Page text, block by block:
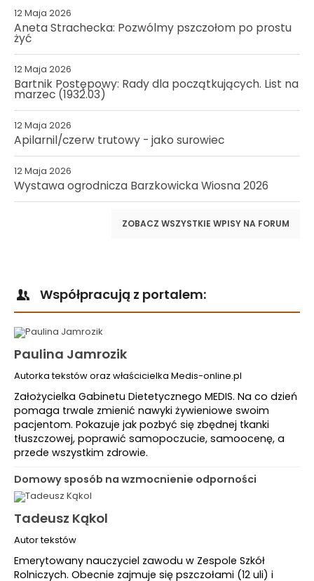
12 Maja 2026
Aneta Strachecka: Pozwólmy pszczołom po prostu
żyć
12 Maja 2026
Bartnik Postępowy: Rady dla początkujących. List na
marzec (1932.03)
12 Maja 2026
Apilarnil/czerw trutowy - jako surowiec
12 Maja 2026
Wystawa ogrodnicza Barzkowicka Wiosna 2026
ZOBACZ WSZYSTKIE WPISY NA FORUM
Współpracują z portalem:
Paulina Jamrozik
Autorka tekstów oraz właścicielka Medis-online.pl
Założycielka Gabinetu Dietetycznego MEDIS. Na co dzień
pomaga trwale zmienić nawyki żywieniowe swoim
pacjentom. Pokazuje jak pozbyć się zbędnej tkanki
tłuszczowej, poprawić samopoczucie, samoocenę, a
przede wszystkim zdrowie.
Domowy sposób na wzmocnienie odporności
Tadeusz Kąkol
Autor tekstów
Emerytowany nauczyciel zawodu w Zespole Szkół
Rolniczych. Obecnie zajmuje się pszczołami (12 uli) i